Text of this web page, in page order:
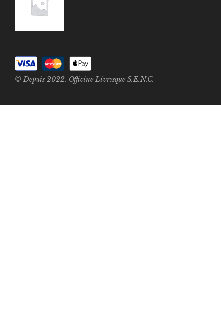
© Depuis 2022. Officine Livresque S.E.N.C.